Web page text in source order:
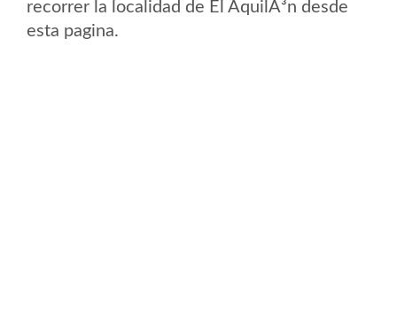
recorrer la localidad de El AquilÃ³n desde
esta pagina.